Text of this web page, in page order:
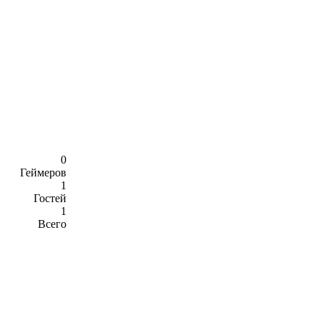
0
Геймеров
1
Гостей
1
Всего